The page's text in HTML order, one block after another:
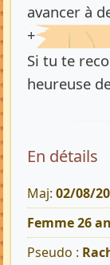
avancer à
+
Si tu te
heureuse
En détails
Maj: 02/08/
Femme 26
Pseudo :